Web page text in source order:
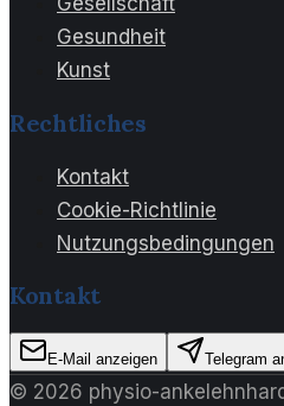
Gesundheit
Kunst
Rechtliches
Kontakt
Cookie-Richtlinie
Nutzungsbedingungen
Kontakt
E-Mail anzeigen Telegram
© 2026 physio-